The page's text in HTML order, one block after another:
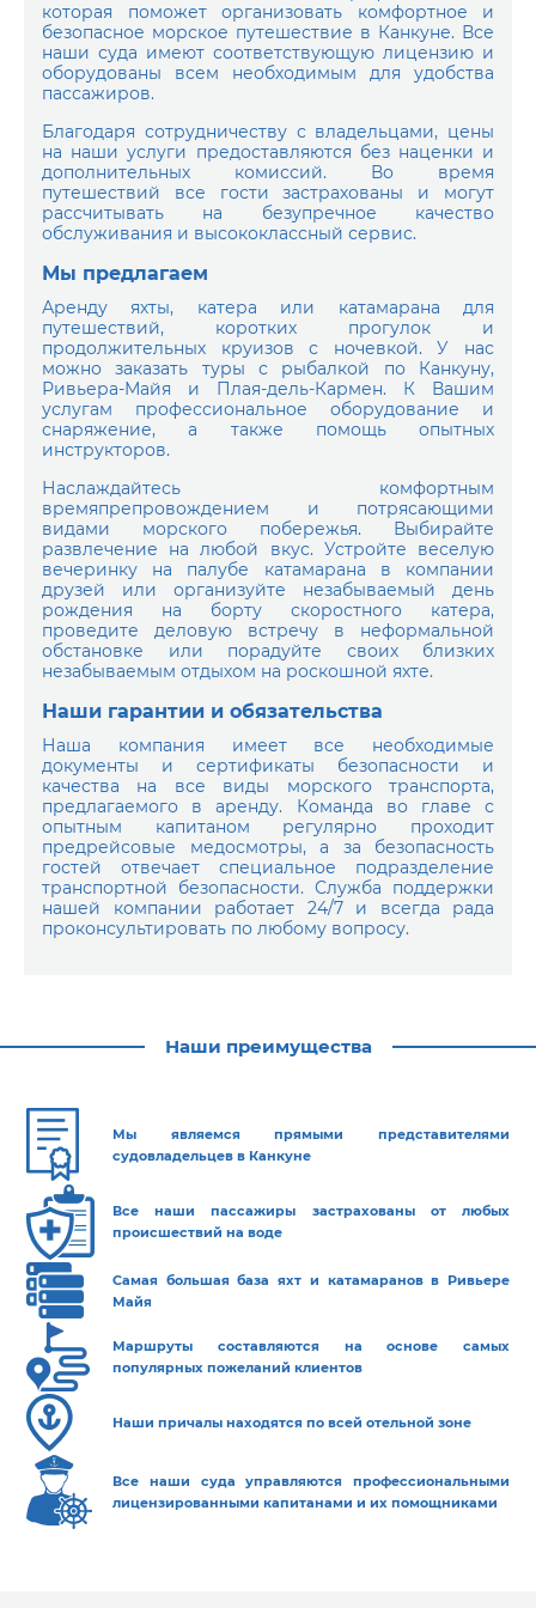
которая поможет организовать комфортное и
безопасное морское путешествие в Канкуне. Все
наши суда имеют соответствующую лицензию и
оборудованы всем необходимым для удобства
пассажиров.
Благодаря сотрудничеству с владельцами, цены
на наши услуги предоставляются без наценки и
дополнительных комиссий. Во время
путешествий все гости застрахованы и могут
рассчитывать на безупречное качество
обслуживания и высококлассный сервис.
Мы предлагаем
Аренду яхты, катера или катамарана для
путешествий, коротких прогулок и
продолжительных круизов с ночевкой. У нас
можно заказать туры с рыбалкой по Канкуну,
Ривьера-Майя и Плая-дель-Кармен. К Вашим
услугам профессиональное оборудование и
снаряжение, а также помощь опытных
инструкторов.
Наслаждайтесь комфортным
времяпрепровождением и потрясающими
видами морского побережья. Выбирайте
развлечение на любой вкус. Устройте веселую
вечеринку на палубе катамарана в компании
друзей или организуйте незабываемый день
рождения на борту скоростного катера,
проведите деловую встречу в неформальной
обстановке или порадуйте своих близких
незабываемым отдыхом на роскошной яхте.
Наши гарантии и обязательства
Наша компания имеет все необходимые
документы и сертификаты безопасности и
качества на все виды морского транспорта,
предлагаемого в аренду. Команда во главе с
опытным капитаном регулярно проходит
предрейсовые медосмотры, а за безопасность
гостей отвечает специальное подразделение
транспортной безопасности. Служба поддержки
нашей компании работает 24/7 и всегда рада
проконсультировать по любому вопросу.
Наши преимущества
Мы являемся прямыми представителями
судовладельцев в Канкуне
Все наши пассажиры застрахованы от любых
происшествий на воде
Самая большая база яхт и катамаранов в Ривьере
Майя
Маршруты составляются на основе самых
популярных пожеланий клиентов
Наши причалы находятся по всей отельной зоне
Все наши суда управляются профессиональными
лицензированными капитанами и их помощниками